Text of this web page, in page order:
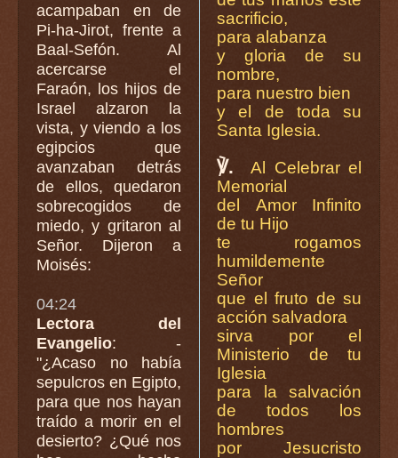
acampaban en de
Pi-ha-Jirot, frente a
Baal-Sefón. Al
acercarse el
Faraón, los hijos de
Israel alzaron la
vista, y viendo a los
egipcios que
avanzaban detrás
de ellos, quedaron
sobrecogidos de
miedo, y gritaron al
Señor. Dijeron a
Moisés:
04:24
Lectora del
Evangelio: -
"¿Acaso no había
sepulcros en Egipto,
para que nos hayan
traído a morir en el
desierto? ¿Qué nos
sacrificio,
para alabanza
y gloria de su
nombre,
para nuestro bien
y el de toda su
Santa Iglesia.
℣.
Al Celebrar el
Memorial
del Amor Infinito
de tu Hijo
te rogamos
humildemente
Señor
que el fruto de su
acción salvadora
sirva por el
Ministerio de tu
Iglesia
para la salvación
de todos los
hombres
por Jesucristo